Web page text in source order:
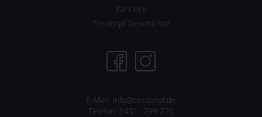
Karriere
Tesdorpf Geschichte
E-Mail: info@tesdorpf.de
Telefon: 0451- 799 270